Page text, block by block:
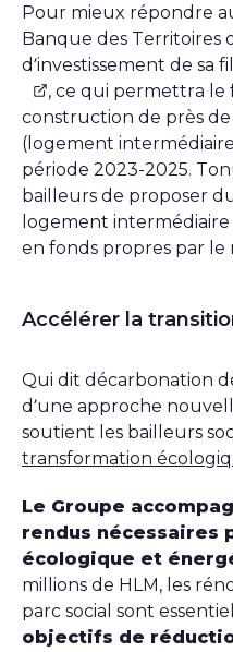
Pour mieux répondre
Banque des Territoires
d’investissement de sa
, ce qui permettra le
construction de près
(logement
période 2023-2025.
bailleurs de proposer
logement
en fonds propres par le
Accélérer la
Qui dit décarbonation
d’une approche
soutient les bailleurs
transformation
Le Groupe
rendus nécessaires
écologique et
millions de HLM, les
parc social sont
objectifs de